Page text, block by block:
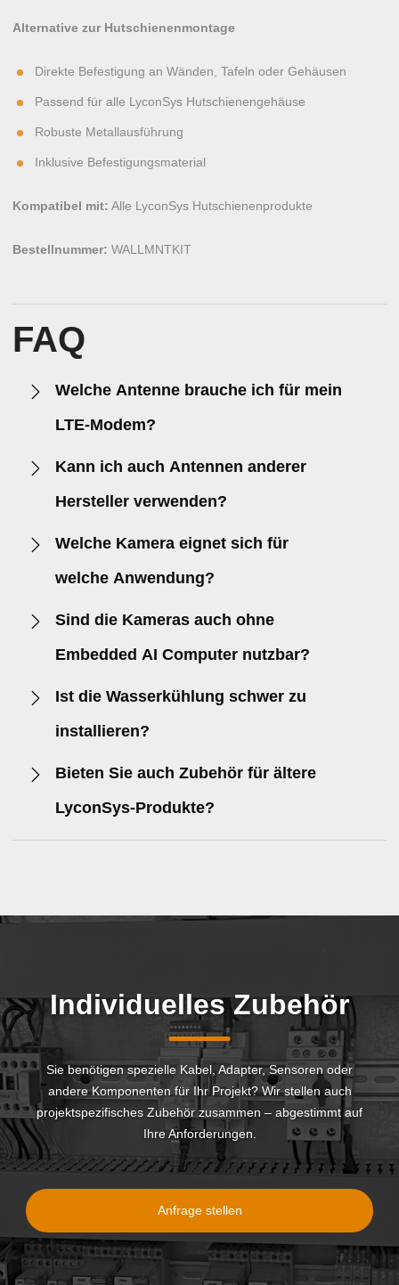
Alternative zur Hutschienenmontage
Direkte Befestigung an Wänden, Tafeln oder Gehäusen
Passend für alle LyconSys Hutschienengehäuse
Robuste Metallausführung
Inklusive Befestigungsmaterial
Kompatibel mit: Alle LyconSys Hutschienenprodukte
Bestellnummer: WALLMNTKIT
FAQ
Welche Antenne brauche ich für mein
LTE-Modem?
Kann ich auch Antennen anderer
Hersteller verwenden?
Welche Kamera eignet sich für
welche Anwendung?
Sind die Kameras auch ohne
Embedded AI Computer nutzbar?
Ist die Wasserkühlung schwer zu
installieren?
Bieten Sie auch Zubehör für ältere
LyconSys-Produkte?
Individuelles Zubehör
Sie benötigen spezielle Kabel, Adapter, Sensoren oder
andere Komponenten für Ihr Projekt? Wir stellen auch
projektspezifisches Zubehör zusammen – abgestimmt auf
Ihre Anforderungen.
Anfrage stellen